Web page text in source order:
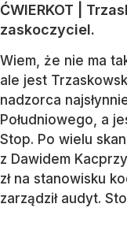
ĆWIERKOT |
zaskoczyciel.
Wiem, że nie ma
ale jest
nadzorca
Południowego, a
Stop. Po wielu
z Dawidem
zł na stanowisku
zarządził audyt.